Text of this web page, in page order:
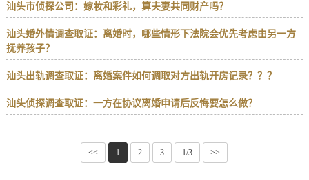
汕头市侦探公司：嫁妆和彩礼，算夫妻共同财产吗？
汕头婚外情调查取证：离婚时，哪些情形下法院会优先考虑由另一方
抚养孩子？
汕头出轨调查取证：离婚案件如何调取对方出轨开房记录？？？
汕头侦探调查取证：一方在协议离婚申请后反悔要怎么做？
<< 1 2 3 1/3 >>